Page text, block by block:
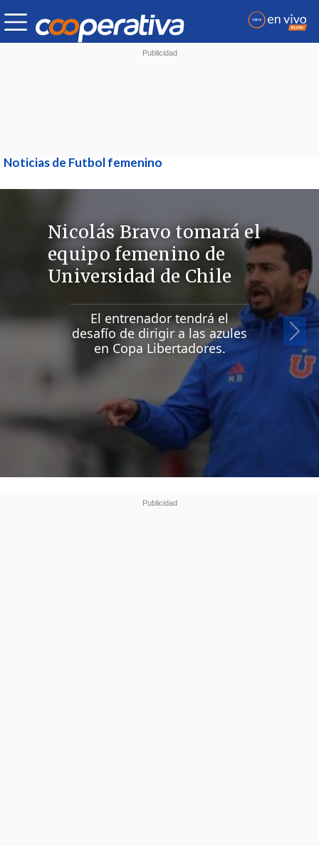
Noticias de Futbol femenino
Nicolás Bravo tomará el
equipo femenino de
Universidad de Chile
El entrenador tendrá el
desafío de dirigir a las azules
en Copa Libertadores.